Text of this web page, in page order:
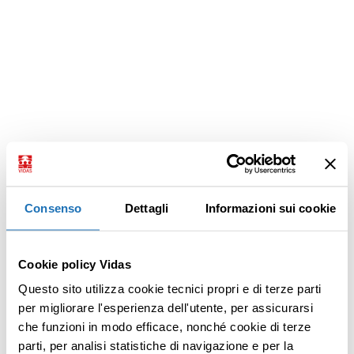
Consenso Dettagli Informazioni sui cookie
Cookie policy Vidas
Questo sito utilizza cookie tecnici propri e di terze parti
per migliorare l'esperienza dell'utente, per assicurarsi
che funzioni in modo efficace, nonché cookie di terze
parti, per analisi statistiche di navigazione e per la